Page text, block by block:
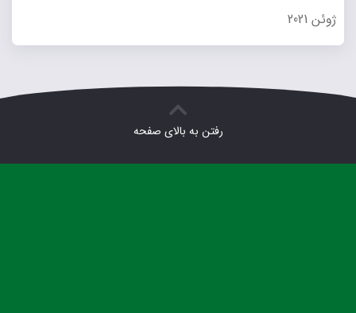
ژوئن 2021
رفتن به بالای صفحه